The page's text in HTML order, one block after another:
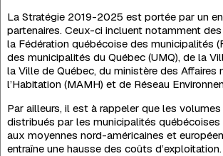
La Stratégie 2019-2025 est portée par un
partenaires. Ceux-ci incluent notamment
la Fédération québécoise des municipalités
des municipalités du Québec (UMQ), de la
la Ville de Québec, du ministère des Affaires
l’Habitation (MAMH) et de Réseau
Par ailleurs, il est à rappeler que les volumes
distribués par les municipalités québécoises
aux moyennes nord-américaines et
entraîne une hausse des coûts d’exploitation.